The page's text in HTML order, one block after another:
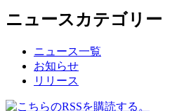
ニュースカテゴリー
ニュース一覧
お知らせ
リリース